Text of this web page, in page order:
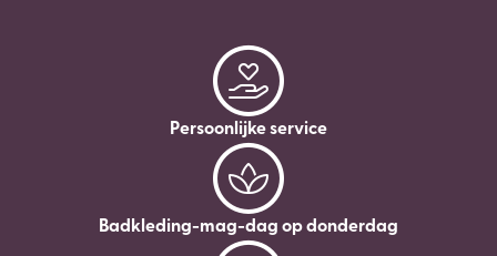
Persoonlijke service
Badkleding-mag-dag op donderdag